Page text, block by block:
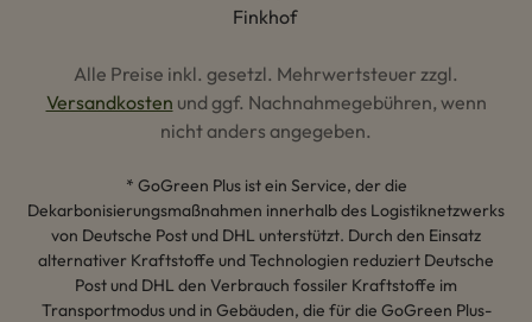
Alle Preise inkl. gesetzl. Mehrwertsteuer zzgl.
Versandkosten und ggf. Nachnahmegebühren, wenn
nicht anders angegeben.
* GoGreen Plus ist ein Service, der die
Dekarbonisierungsmaßnahmen innerhalb des Logistiknetzwerks
von Deutsche Post und DHL unterstützt. Durch den Einsatz
alternativer Kraftstoffe und Technologien reduziert Deutsche
Post und DHL den Verbrauch fossiler Kraftstoffe im
Transportmodus und in Gebäuden, die für die GoGreen Plus-